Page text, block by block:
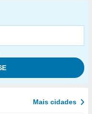
Mais cidades